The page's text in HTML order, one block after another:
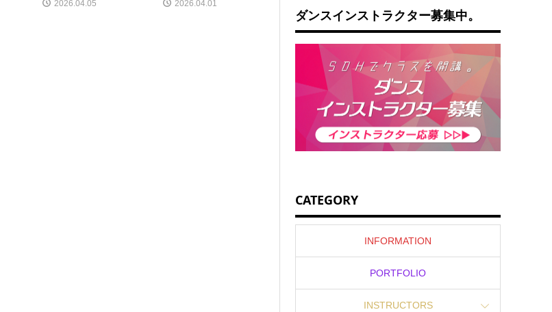
2026.04.05 2026.04.01
ダンスインストラクター募集中。
CATEGORY
INFORMATION
PORTFOLIO
INSTRUCTORS